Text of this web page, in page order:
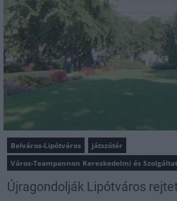
Belváros-Lipótváros
játszótér
Város-Teampannon Kereskedelmi és
Újragondolják Lipótváros